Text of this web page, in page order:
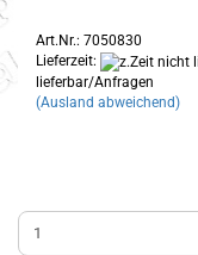
Art.Nr.: 7050830
Lieferzeit:
lieferbar/Anfragen
(Ausland abweichend)